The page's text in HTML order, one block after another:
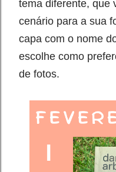
tema diferente, que
cenário para a sua
capa com o nome
escolhe como
de fotos.